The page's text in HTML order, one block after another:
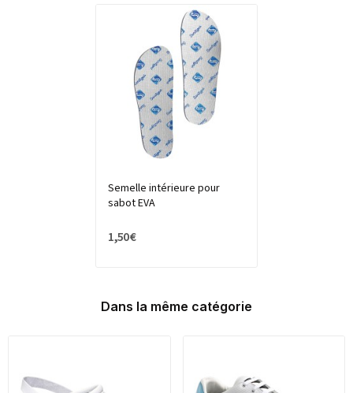
Semelle intérieure pour
sabot EVA
1,50 €
Dans la même catégorie